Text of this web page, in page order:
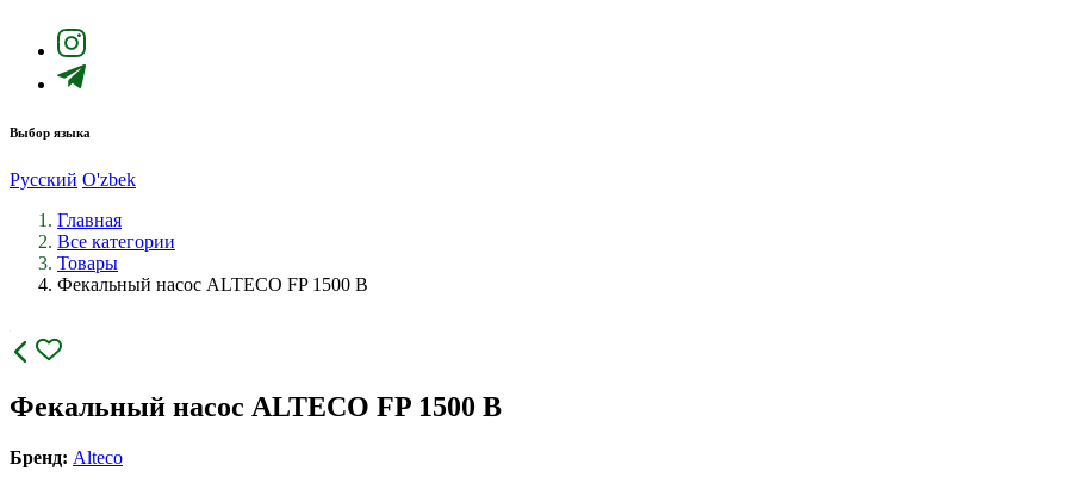
Выбор языка
Русский O'zbek
Главная
Все категории
Товары
Фекальный насос ALTECO FP 1500 B
Фекальный насос ALTECO FP 1500 B
Бренд: Alteco